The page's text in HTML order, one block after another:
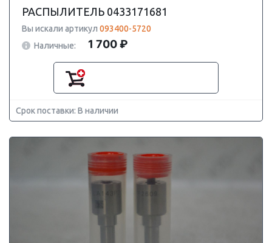
РАСПЫЛИТЕЛЬ 0433171681
Вы искали артикул 093400-5720
Наличные:
1 700 ₽
Срок поставки: В наличии